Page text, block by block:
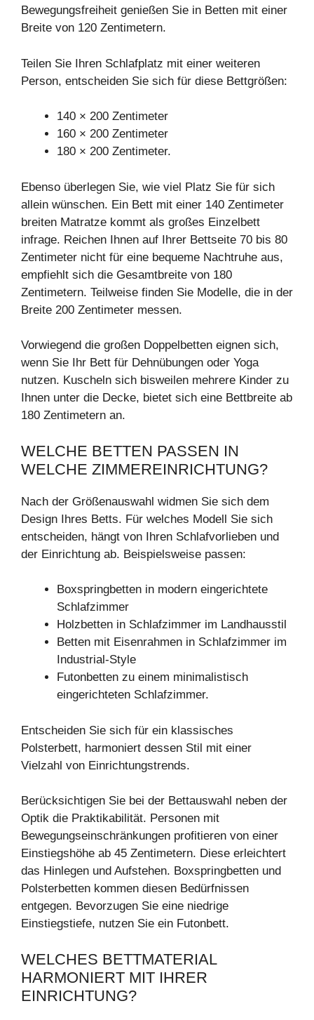
Bewegungsfreiheit genießen Sie in Betten mit einer
Breite von 120 Zentimetern.
Teilen Sie Ihren Schlafplatz mit einer weiteren
Person, entscheiden Sie sich für diese Bettgrößen:
140 × 200 Zentimeter
160 × 200 Zentimeter
180 × 200 Zentimeter.
Ebenso überlegen Sie, wie viel Platz Sie für sich
allein wünschen. Ein Bett mit einer 140 Zentimeter
breiten Matratze kommt als großes Einzelbett
infrage. Reichen Ihnen auf Ihrer Bettseite 70 bis 80
Zentimeter nicht für eine bequeme Nachtruhe aus,
empfiehlt sich die Gesamtbreite von 180
Zentimetern. Teilweise finden Sie Modelle, die in der
Breite 200 Zentimeter messen.
Vorwiegend die großen Doppelbetten eignen sich,
wenn Sie Ihr Bett für Dehnübungen oder Yoga
nutzen. Kuscheln sich bisweilen mehrere Kinder zu
Ihnen unter die Decke, bietet sich eine Bettbreite ab
180 Zentimetern an.
WELCHE BETTEN PASSEN IN
WELCHE ZIMMEREINRICHTUNG?
Nach der Größenauswahl widmen Sie sich dem
Design Ihres Betts. Für welches Modell Sie sich
entscheiden, hängt von Ihren Schlafvorlieben und
der Einrichtung ab. Beispielsweise passen:
Boxspringbetten in modern eingerichtete
Schlafzimmer
Holzbetten in Schlafzimmer im Landhausstil
Betten mit Eisenrahmen in Schlafzimmer im
Industrial-Style
Futonbetten zu einem minimalistisch
eingerichteten Schlafzimmer.
Entscheiden Sie sich für ein klassisches
Polsterbett, harmoniert dessen Stil mit einer
Vielzahl von Einrichtungstrends.
Berücksichtigen Sie bei der Bettauswahl neben der
Optik die Praktikabilität. Personen mit
Bewegungseinschränkungen profitieren von einer
Einstiegshöhe ab 45 Zentimetern. Diese erleichtert
das Hinlegen und Aufstehen. Boxspringbetten und
Polsterbetten kommen diesen Bedürfnissen
entgegen. Bevorzugen Sie eine niedrige
Einstiegstiefe, nutzen Sie ein Futonbett.
WELCHES BETTMATERIAL
HARMONIERT MIT IHRER
EINRICHTUNG?